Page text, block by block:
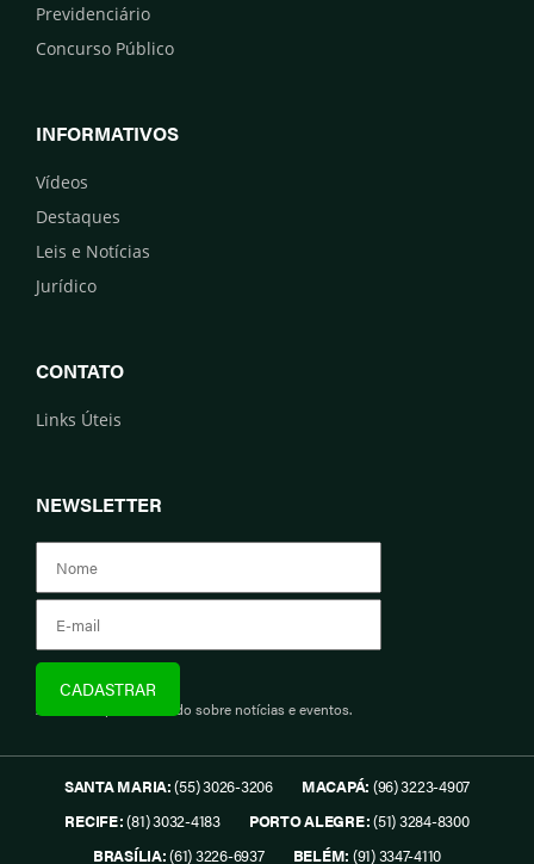
Previdenciário
Concurso Público
INFORMATIVOS
Vídeos
Destaques
Leis e Notícias
Jurídico
CONTATO
Links Úteis
NEWSLETTER
Assine e fique informado sobre notícias e eventos.
SANTA MARIA:(55) 3026-3206 MACAPÁ: (96) 3223-4907
RECIFE:(81) 3032-4183 PORTO ALEGRE:(51) 3284-8300
BRASÍLIA:(61) 3226-6937 BELÉM: (91) 3347-4110